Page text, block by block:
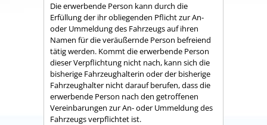
Die erwerbende Person kann durch die
Erfüllung der ihr obliegenden Pflicht zur An-
oder Ummeldung des Fahrzeugs auf ihren
Namen für die veräußernde Person befreiend
tätig werden. Kommt die erwerbende Person
dieser Verpflichtung nicht nach, kann sich die
bisherige Fahrzeughalterin oder der bisherige
Fahrzeughalter nicht darauf berufen, dass die
erwerbende Person nach den getroffenen
Vereinbarungen zur An- oder Ummeldung des
Fahrzeugs verpflichtet ist.